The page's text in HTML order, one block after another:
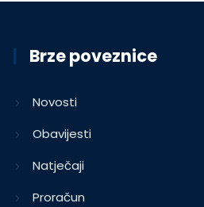
Brze poveznice
Novosti
Obavijesti
Natječaji
Proračun